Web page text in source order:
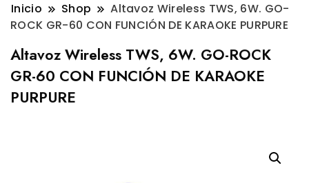
Inicio Shop
Altavoz Wireless TWS, 6W. GO-
ROCK GR-60 CON FUNCIÓN DE KARAOKE PURPURE
Altavoz Wireless TWS, 6W. GO-ROCK
GR-60 CON FUNCIÓN DE KARAOKE
PURPURE